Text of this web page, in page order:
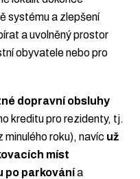
systému a zlepšení
a uvolněný prostor
obyvatele nebo pro
dopravní obsluhy
kreditu pro rezidenty, tj.
minulého roku), navíc už
míst
po parkovánía